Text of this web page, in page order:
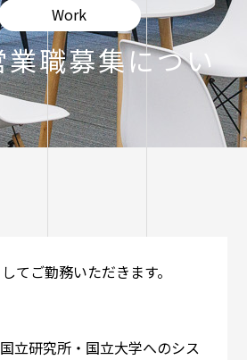
Work
職募集につい
てご勤務いただきます。
立研究所・国立大学へのシス